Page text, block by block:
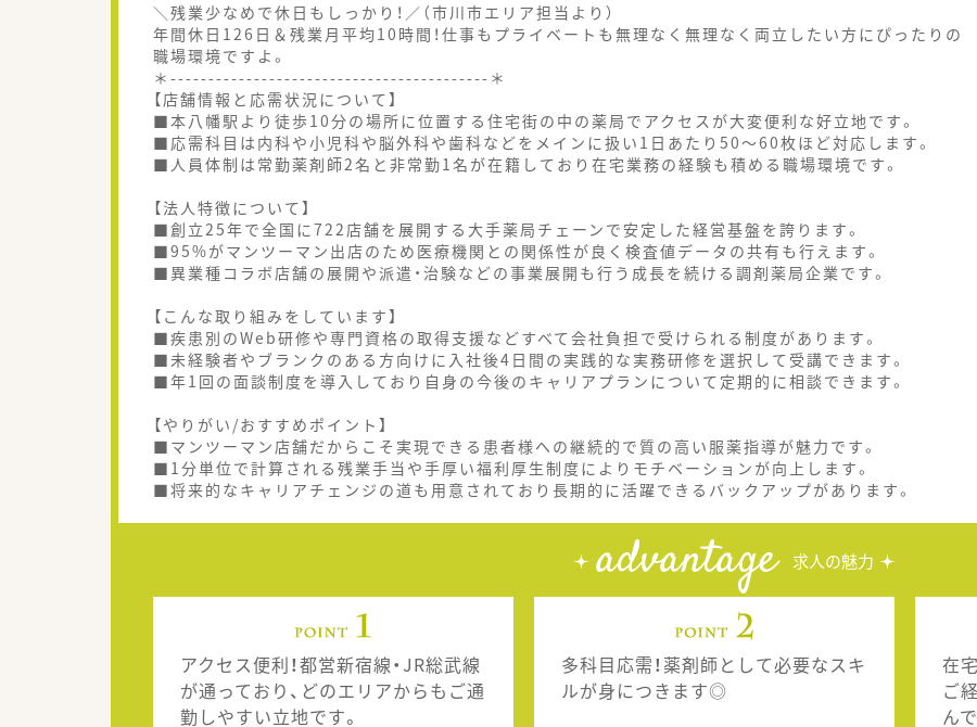
＼残業少なめで休日もしっかり！／（市川市エリア担当より）
年間休日126日＆残業月平均10時間！仕事もプライベートも無理なく無理なく両立したい方にぴったりの
職場環境ですよ。
＊------------------------------------------＊
【店舗情報と応需状況について】
■本八幡駅より徒歩10分の場所に位置する住宅街の中の薬局でアクセスが大変便利な好立地です。
■応需科目は内科や小児科や脳外科や歯科などをメインに扱い1日あたり50～60枚ほど対応します。
■人員体制は常勤薬剤師2名と非常勤1名が在籍しており在宅業務の経験も積める職場環境です。
【法人特徴について】
■創立25年で全国に722店舗を展開する大手薬局チェーンで安定した経営基盤を誇ります。
■95%がマンツーマン出店のため医療機関との関係性が良く検査値データの共有も行えます。
■異業種コラボ店舗の展開や派遣・治験などの事業展開も行う成長を続ける調剤薬局企業です。
【こんな取り組みをしています】
■疾患別のWeb研修や専門資格の取得支援などすべて会社負担で受けられる制度があります。
■未経験者やブランクのある方向けに入社後4日間の実践的な実務研修を選択して受講できます。
■年1回の面談制度を導入しており自身の今後のキャリアプランについて定期的に相談できます。
【やりがい/おすすめポイント】
■マンツーマン店舗だからこそ実現できる患者様への継続的で質の高い服薬指導が魅力です。
■1分単位で計算される残業手当や手厚い福利厚生制度によりモチベーションが向上します。
■将来的なキャリアチェンジの道も用意されており長期的に活躍できるバックアップがあります。
advantage 求人の魅力
アクセス便利！都営新宿線・JR総武線
が通っており、どのエリアからもご通
勤しやすい立地です。
多科目応需！薬剤師として必要なスキ
ルが身につきます◎
在
ご
ん